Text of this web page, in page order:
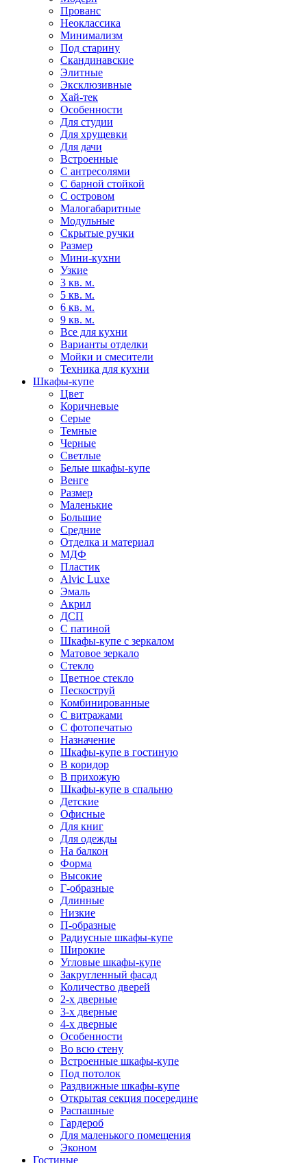
Прованс
Неоклассика
Минимализм
Под старину
Скандинавские
Элитные
Эксклюзивные
Хай-тек
Особенности
Для студии
Для хрущевки
Для дачи
Встроенные
С антресолями
С барной стойкой
С островом
Малогабаритные
Модульные
Скрытые ручки
Размер
Мини-кухни
Узкие
3 кв. м.
5 кв. м.
6 кв. м.
9 кв. м.
Все для кухни
Варианты отделки
Мойки и смесители
Техника для кухни
Шкафы-купе
Цвет
Коричневые
Серые
Темные
Черные
Светлые
Белые шкафы-купе
Венге
Размер
Маленькие
Большие
Средние
Отделка и материал
МДФ
Пластик
Alvic Luxe
Эмаль
Акрил
ДСП
С патиной
Шкафы-купе с зеркалом
Матовое зеркало
Стекло
Цветное стекло
Пескоструй
Комбинированные
С витражами
С фотопечатью
Назначение
Шкафы-купе в гостиную
В коридор
В прихожую
Шкафы-купе в спальню
Детские
Офисные
Для книг
Для одежды
На балкон
Форма
Высокие
Г-образные
Длинные
Низкие
П-образные
Радиусные шкафы-купе
Широкие
Угловые шкафы-купе
Закругленный фасад
Количество дверей
2-х дверные
3-х дверные
4-х дверные
Особенности
Во всю стену
Встроенные шкафы-купе
Под потолок
Раздвижные шкафы-купе
Открытая секция посередине
Распашные
Гардероб
Для маленького помещения
Эконом
Гостиные